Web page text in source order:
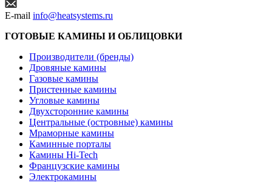
E-mail info@heatsystems.ru
ГОТОВЫЕ КАМИНЫ И ОБЛИЦОВКИ
Производители (бренды)
Дровяные камины
Газовые камины
Пристенные камины
Угловые камины
Двухсторонние камины
Центральные (островные) камины
Мраморные камины
Каминные порталы
Камины Hi-Tech
Французские камины
Электрокамины